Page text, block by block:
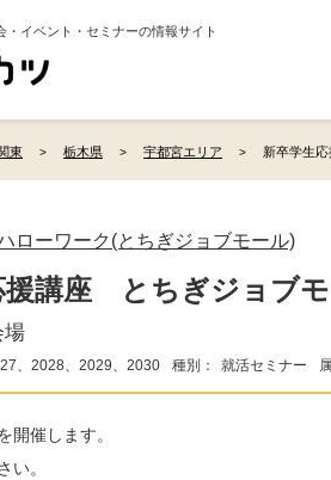
・イベント・セミナーの情報サイト
東 栃木県 宇都宮エリア 新卒学生
ローワーク(とちぎジョブモール)
援講座 とちぎジョブ
場
、2028、2029、2030 種別： 就活セミナー
開催します。
い。